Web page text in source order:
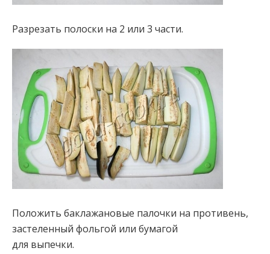
Разрезать полоски на 2 или 3 части.
Положить баклажановые палочки на противень,
застеленный фольгой или бумагой
для выпечки.